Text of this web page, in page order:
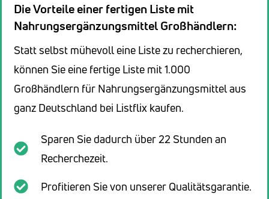
Die Vorteile einer fertigen Liste mit
Nahrungsergänzungsmittel Großhändlern:
Statt selbst mühevoll eine Liste zu recherchieren,
können Sie eine fertige Liste mit 1.000
Großhändlern für Nahrungsergänzungsmittel aus
ganz Deutschland bei Listflix kaufen.
Sparen Sie dadurch über 22 Stunden an
Recherchezeit.
Profitieren Sie von unserer Qualitätsgarantie.